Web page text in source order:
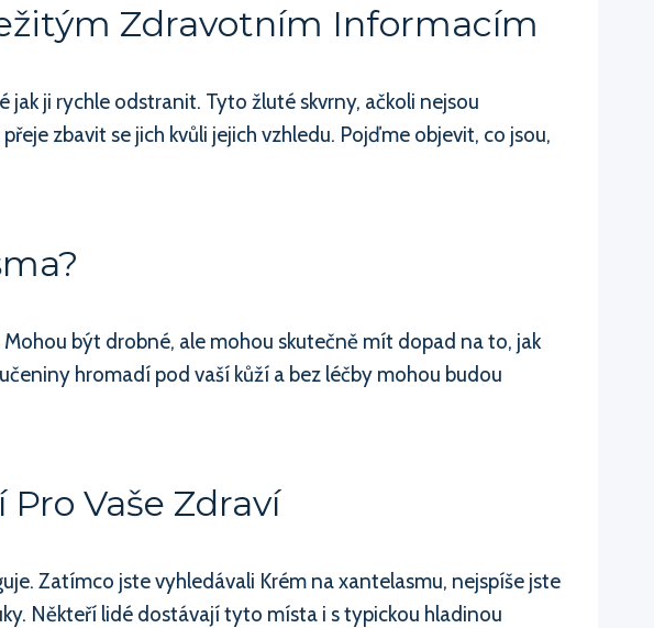
Zdravotním Informacím
jak ji rychle odstranit. Tyto žluté skvrny, ačkoli nejsou
zbavit se jich kvůli jejich vzhledu. Pojďme objevit, co jsou,
být drobné, ale mohou skutečně mít dopad na to, jak
hromadí pod vaší kůží a bez léčby mohou budou
Vaše Zdraví
Zatímco jste vyhledávali Krém na xantelasmu, nejspíše jste
Někteří lidé dostávají tyto místa i s typickou hladinou